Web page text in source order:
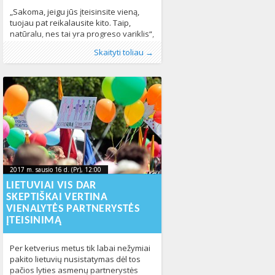
„Sakoma, jeigu jūs įteisinsite vieną,
tuojau pat reikalausite kito. Taip,
natūralu, nes tai yra progreso variklis“,
– apie tai, kur yra nacionalinės LGBT
teisių organizacijos LGL ribos siekiant
įteisinti tos pačios lyties asmenų
partnerystę, santuoką bei galimybę
įsivaikinti, kalba organizacijos atstovas
Tomas Vytautas Raskevičius.
Įvertindamas šių dienų socialinį ir
politinį kontekstą, LGBT
bendruomenės atstovas
vienareikšmiškai
Skaityti toliau →
Publikavo:Aliona, LGL
Kategorijos:Laisva_LT,LGL,Lietuvoje,
Naujienos,Žmogaus teisės495
Žymos:LGBT* bendruomenė,santuokos
lygybė,tos pačios lyties asmenų civilinė
2017 m. sausio 16 d. (Pr), 12:00
2017-01-16T13:03:28+00:00
2017 m. sausio 16 d. (Pr), 12:00
2017-01-
LIETUVIAI VIS DAR
SKEPTIŠKAI VERTINA
VIENALYTĖS PARTNERYSTĖS
ĮTEISINIMĄ
Per ketverius metus tik labai nežymiai
pakito lietuvių nusistatymas dėl tos
pačios lyties asmenų partnerystės